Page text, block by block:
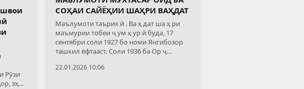
Рӯзи
эҳёи
СОҲАИ САЙЁҲИИ ШАҲРИ ВАҲДАТ
Маълумоти таърих ӣ . Ва ҳ дат ша ҳ ри
маъмурии тобеи ҷ ум ҳ ур ӣ буда, 17
сентябри соли 1927 бо номи Янгибозор
ташкил ёфтааст. Соли 1936 ба Ор ҷ
он ва аз соли
22.01.2026 10:06